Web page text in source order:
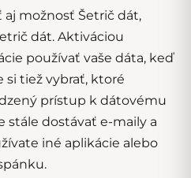
možnosť Šetrič dát,
dát. Aktiváciou
používať vaše dáta, keď
si tiež vybrať, ktoré
prístup k dátovému
stále dostávať e-maily a
iné aplikácie alebo